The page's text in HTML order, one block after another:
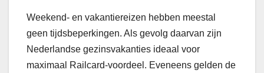
Weekend- en vakantiereizen hebben meestal
geen tijdsbeperkingen. Als gevolg daarvan zijn
Nederlandse gezinsvakanties ideaal voor
maximaal Railcard-voordeel. Eveneens gelden de